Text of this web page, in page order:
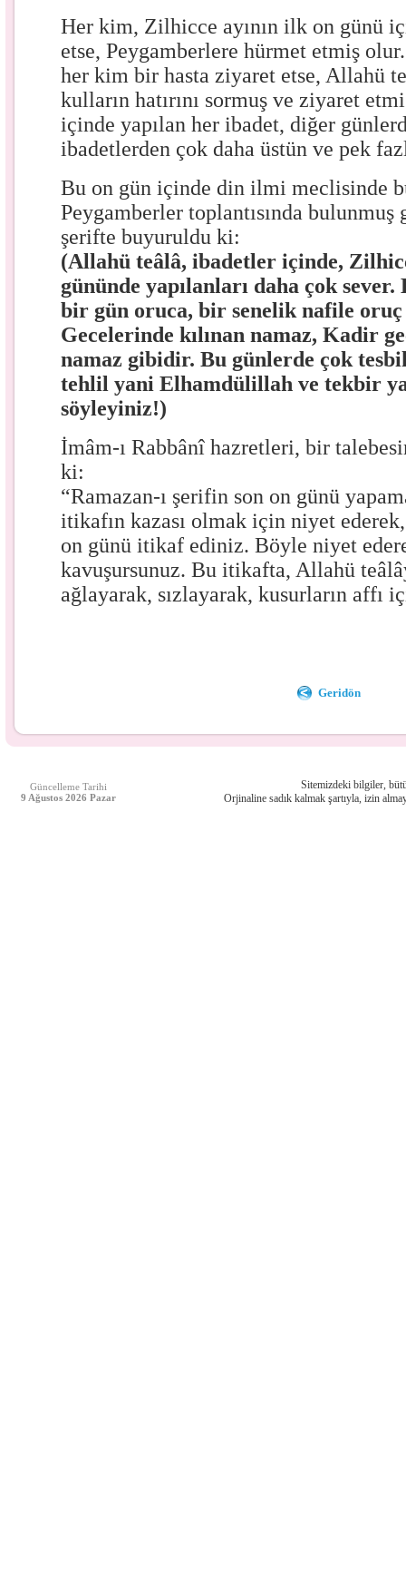
Her kim, Zilhicce ayının ilk on günü
etse, Peygamberlere hürmet etmiş
her kim bir hasta ziyaret etse, Allahü
kulların hatırını sormuş ve ziyaret
içinde yapılan her ibadet, diğer
ibadetlerden çok daha üstün ve pek
Bu on gün içinde din ilmi meclisinde
Peygamberler toplantısında
şerifte buyuruldu ki:
(Allahü teâlâ, ibadetler içinde,
gününde yapılanları daha çok
bir gün oruca, bir senelik nafile oruç
Gecelerinde kılınan namaz, Kadir
namaz gibidir. Bu günlerde çok
tehlil yani Elhamdülillah ve tekbir
söyleyiniz!)
İmâm-ı Rabbânî hazretleri, bir
ki:
“Ramazan-ı şerifin son on günü
itikafın kazası olmak için niyet
on günü itikaf ediniz. Böyle niyet
kavuşursunuz. Bu itikafta, Allahü
ağlayarak, sızlayarak, kusurların affı
Geridön
Güncelleme Tarihi
9 Ağustos 2026 Pazar
Sitemizdeki bilgiler,
Orjinaline sadık kalmak şartıyla, izin